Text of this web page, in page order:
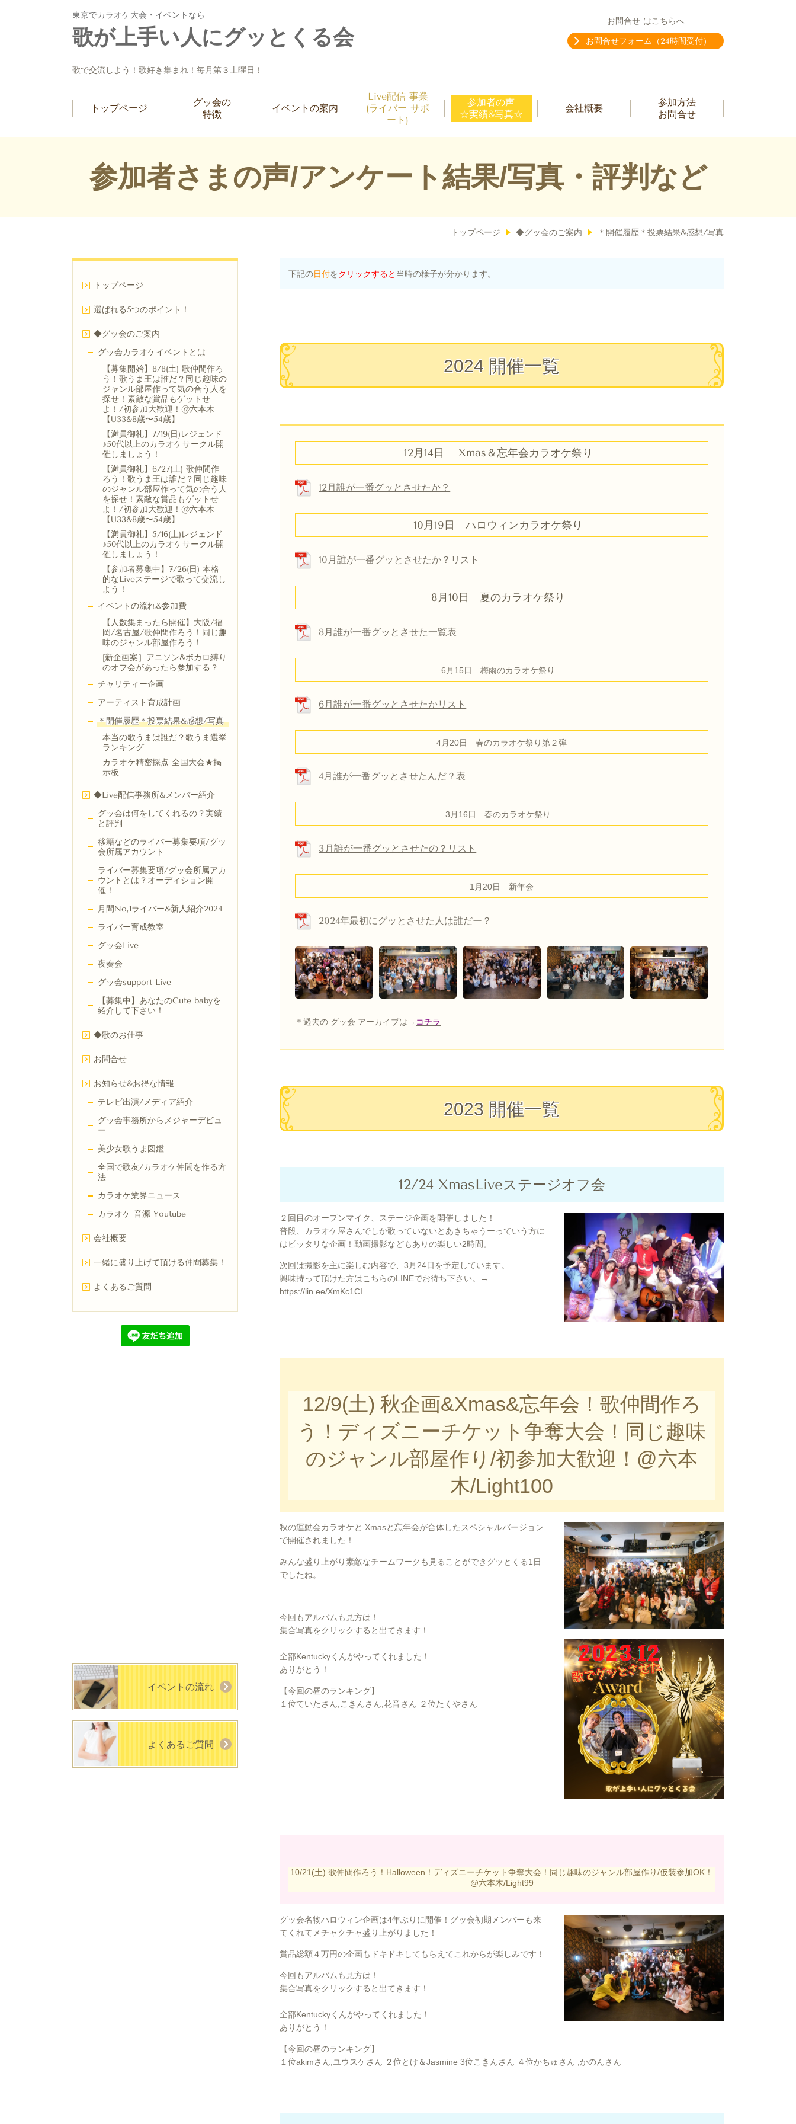
東京でカラオケ大会・イベントなら
歌が上手い人にグッとくる会
歌で交流しよう！歌好き集まれ！毎月第３土曜日！
お問合せ はこちらへ
お問合せフォーム（24時間受付）
トップページ
グッ会の
特徴
イベントの案内
Live配信 事業
(ライバー サポ
ート)
参加者の声
☆実績&写真☆
会社概要
参加方法
お問合せ
参加者さまの声/アンケート結果/写真・評判など
トップページ ◆グッ会のご案内 ＊開催履歴＊投票結果&感想/写真
下記の日付をクリックすると 当時の様子が分かります。
2024 開催一覧
12月14日 Xmas＆忘年会カラオケ祭り
12月誰が一番グッとさせたか？
10月19日 ハロウィンカラオケ祭り
10月誰が一番グッとさせたか？リスト
8月10日 夏のカラオケ祭り
8月誰が一番グッとさせた一覧表
6月15日 梅雨のカラオケ祭り
6月誰が一番グッとさせたかリスト
4月20日 春のカラオケ祭り第２弾
4月誰が一番グッとさせたんだ？表
3月16日 春のカラオケ祭り
3月誰が一番グッとさせたの？リスト
1月20日 新年会
2024年最初にグッとさせた人は誰だー？
＊過去の グッ会 アーカイブは→ コチラ
2023 開催一覧
12/24 XmasLiveステージオフ会
２回目のオープンマイク、ステージ企画を開催しました！
普段、カラオケ屋さんでしか歌っていないとあきちゃうーっていう方に
はピッタリな企画！動画撮影などもありの楽しい2時間。
次回は撮影を主に楽しむ内容で、3月24日を予定しています。
興味持って頂けた方はこちらのLINEでお待ち下さい。→
https://lin.ee/XmKc1CI
12/9(土) 秋企画&Xmas&忘年会！歌仲間作ろ
う！ディズニーチケット争奪大会！同じ趣味
のジャンル部屋作り/初参加大歓迎！@六本
木/Light100
秋の運動会カラオケと Xmasと忘年会が合体したスペシャルバージョン
で開催されました！
みんな盛り上がり素敵なチームワークも見ることができグッとくる1日
でしたね。
今回もアルバムも見方は！
集合写真をクリックすると出てきます！
全部Kentuckyくんがやってくれました！
ありがとう！
【今回の昼のランキング】
１位ていたさん,こきんさん,花音さん ２位たくやさん
10/21(土) 歌仲間作ろう！Halloween！ディズニーチケット争奪大会！同じ趣味のジャンル部屋作り/仮装参加OK！
@六本木/Light99
グッ会名物ハロウィン企画は4年ぶりに開催！グッ会初期メンバーも来
てくれてメチャクチャ盛り上がりました！
賞品総額４万円の企画もドキドキしてもらえてこれからが楽しみです！
今回もアルバムも見方は！
集合写真をクリックすると出てきます！
全部Kentuckyくんがやってくれました！
ありがとう！
【今回の昼のランキング】
１位akimさん,ユウスケさん ２位とけ＆Jasmine 3位こきんさん ４位かちゅさん ,かのんさん
トップページ
選ばれる5つのポイント！
◆グッ会のご案内
グッ会カラオケイベントとは
【募集開始】8/8(土) 歌仲間作ろ
う！歌うま王は誰だ？同じ趣味の
ジャンル部屋作って気の合う人を
探せ！素敵な賞品もゲットせ
よ！/初参加大歓迎！@六本木
【U33&8歳〜54歳】
【満員御礼】7/19(日)レジェンド
♪50代以上のカラオケサークル開
催しましょう！
【満員御礼】6/27(土) 歌仲間作
ろう！歌うま王は誰だ？同じ趣味
のジャンル部屋作って気の合う人
を探せ！素敵な賞品もゲットせ
よ！/初参加大歓迎！@六本木
【U33&8歳〜54歳】
【満員御礼】5/16(土)レジェンド
♪50代以上のカラオケサークル開
催しましょう！
【参加者募集中】7/26(日) 本格
的なLiveステージで歌って交流し
よう！
イベントの流れ&参加費
【人数集まったら開催】大阪/福
岡/名古屋/歌仲間作ろう！同じ趣
味のジャンル部屋作ろう！
[新企画案］アニソン&ボカロ縛り
のオフ会があったら参加する？
チャリティー企画
アーティスト育成計画
＊開催履歴＊投票結果&感想/写真
本当の歌うまは誰だ？歌うま選挙
ランキング
カラオケ精密採点 全国大会★掲
示板
◆Live配信事務所&メンバー紹介
グッ会は何をしてくれるの？実績
と評判
移籍などのライバー募集要項/グッ
会所属アカウント
ライバー募集要項/グッ会所属アカ
ウントとは？オーディション開
催！
月間No,1ライバー&新人紹介2024
ライバー育成教室
グッ会Live
夜奏会
グッ会support Live
【募集中】あなたのCute babyを
紹介して下さい！
◆歌のお仕事
お問合せ
お知らせ&お得な情報
テレビ出演/メディア紹介
グッ会事務所からメジャーデビュ
ー
美少女歌うま図鑑
全国で歌友/カラオケ仲間を作る方
法
カラオケ業界ニュース
カラオケ 音源 Youtube
会社概要
一緒に盛り上げて頂ける仲間募集！
よくあるご質問
イベントの流れ
よくあるご質問